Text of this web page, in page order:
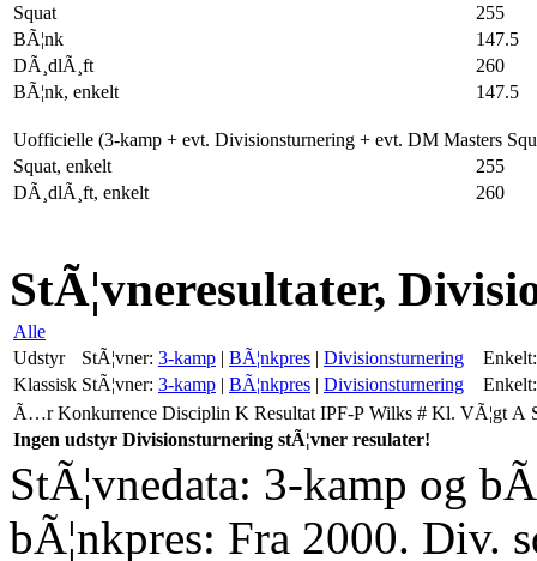
Squat
255
BÃ¦nk
147.5
DÃ¸dlÃ¸ft
260
BÃ¦nk, enkelt
147.5
Uofficielle (3-kamp + evt. Divisionsturnering + evt. DM Masters
Squat, enkelt
255
DÃ¸dlÃ¸ft, enkelt
260
StÃ¦vneresultater,
Alle
Udstyr
StÃ¦vner: 3-kamp | BÃ¦nkpres | Divisionsturnering
Enkelt:
Klassisk StÃ¦vner: 3-kamp | BÃ¦nkpres | Divisionsturnering
Enkelt:
Ã…r Konkurrence Disciplin K Resultat IPF-P Wilks # Kl. VÃ¦gt A
Ingen udstyr Divisionsturnering stÃ¦vner resulater!
StÃ¦vnedata: 3-kamp og
bÃ¦nkpres: Fra 2000. Div.